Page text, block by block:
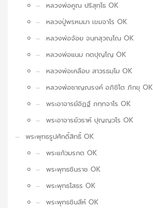
หลวงพ่อคูณ ปริสุทฺโธ OK
หลวงปู่พรหมมา เขมจาโร OK
หลวงพ่อจ้อย จนฺทสุวณฺโณ OK
หลวงพ่อแนม กตปุญโญ OK
หลวงพ่อเคลือบ สาวรธมฺโม OK
หลวงพ่อชาญณรงค์ อภิชิโต ภิกขุ OK
พระอาจารย์อิฏฐ์ ภทฺทจาโร OK
พระอาจารย์วราห์ ปุญญวโร OK
พระพุทธรูปศักดิ์สิทธิ์ OK
พระแก้วมรกต OK
พระพุทธชินราช OK
พระพุทธโสธร OK
พระพุทธชินสีห์ OK